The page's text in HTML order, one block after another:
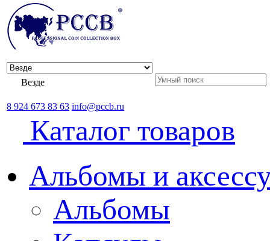
Везде
8 924 673 83 63 info@pccb.ru
Каталог товаров
Альбомы и
Альбомы